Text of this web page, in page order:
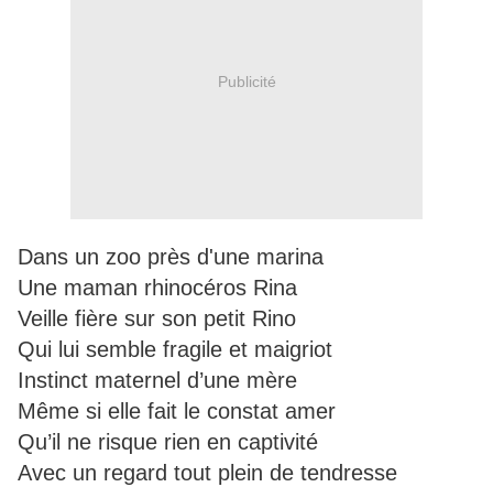
Publicité
Dans un zoo près d'une marina
Une maman rhinocéros Rina
Veille fière sur son petit Rino
Qui lui semble fragile et maigriot
Instinct maternel d’une mère
Même si elle fait le constat amer
Qu’il ne risque rien en captivité
Avec un regard tout plein de tendresse